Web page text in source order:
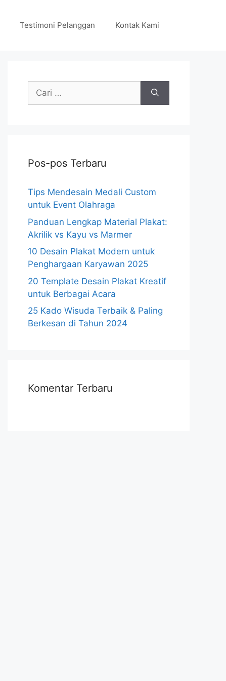
Testimoni Pelanggan Kontak Kami
Cari
Pos-pos Terbaru
Tips Mendesain Medali Custom
untuk Event Olahraga
Panduan Lengkap Material Plakat:
Akrilik vs Kayu vs Marmer
10 Desain Plakat Modern untuk
Penghargaan Karyawan 2025
20 Template Desain Plakat Kreatif
untuk Berbagai Acara
25 Kado Wisuda Terbaik & Paling
Berkesan di Tahun 2024
Komentar Terbaru